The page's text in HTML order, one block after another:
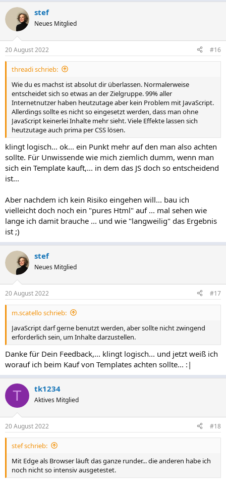
stef
Neues Mitglied
20 August 2022 #16
threadi schrieb:
Wie du es machst ist absolut dir überlassen. Normalerweise
entscheidet sich so etwas an der Zielgruppe. 99% aller
Internetnutzer haben heutzutage aber kein Problem mit JavaScript.
Allerdings sollte es nicht so eingesetzt werden, dass man ohne
JavaScript keinerlei Inhalte mehr sieht. Viele Effekte lassen sich
heutzutage auch prima per CSS lösen.
klingt logisch... ok... ein Punkt mehr auf den man also achten
sollte. Für Unwissende wie mich ziemlich dumm, wenn man
sich ein Template kauft,... in dem das JS doch so entscheidend
ist...
Aber nachdem ich kein Risiko eingehen will... bau ich
vielleicht doch noch ein "pures Html" auf ... mal sehen wie
lange ich damit brauche ... und wie "langweilig" das Ergebnis
ist ;)
stef
Neues Mitglied
20 August 2022 #17
m.scatello schrieb:
JavaScript darf gerne benutzt werden, aber sollte nicht zwingend
erforderlich sein, um Inhalte darzustellen.
Danke für Dein Feedback,... klingt logisch... und jetzt weiß ich
worauf ich beim Kauf von Templates achten sollte... :|
T tk1234
Aktives Mitglied
20 August 2022 #18
stef schrieb:
Mit Edge als Browser läuft das ganze runder... die anderen habe ich
noch nicht so intensiv ausgetestet.